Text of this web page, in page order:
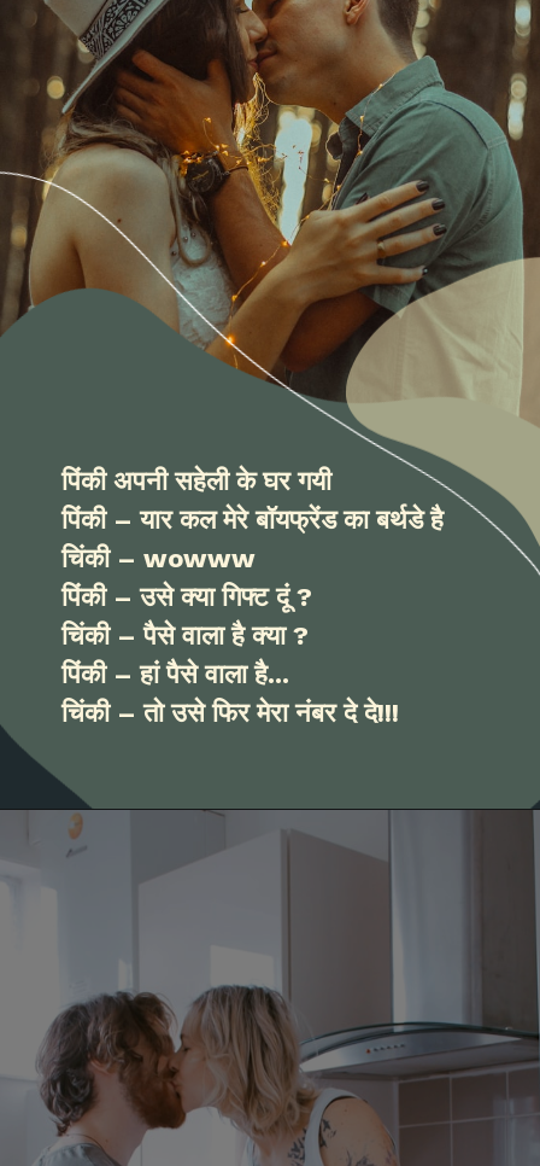
पिंकी अपनी सहेली के घर गयी
पिंकी – यार कल मेरे बॉयफ्रेंड का बर्थडे है
चिंकी – wowww
पिंकी – उसे क्या गिफ्ट दूं ?
चिंकी – पैसे वाला है क्या ?
पिंकी – हां पैसे वाला है...
चिंकी – तो उसे फिर मेरा नंबर दे दे!!!